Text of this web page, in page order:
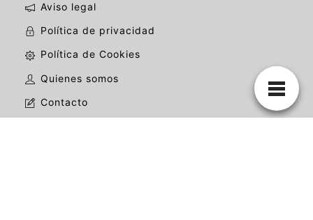
Aviso legal
Política de privacidad
Política de Cookies
Quienes somos
Contacto